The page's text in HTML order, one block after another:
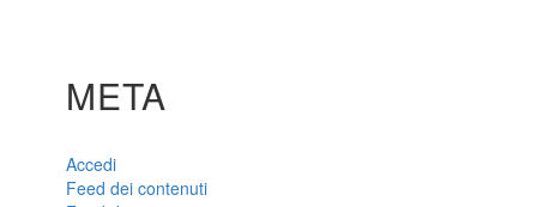
META
Accedi
Feed dei contenuti